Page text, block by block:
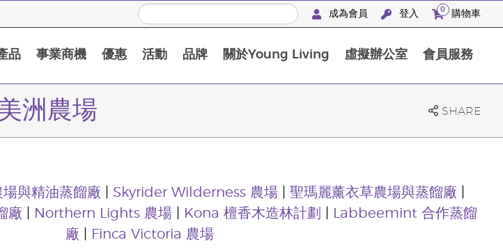
成為會員 登入 0 購物車
品 事業商機 優惠 活動 品牌 關於Young Living 虛擬辦公室 會員服務
洲農場 SHARE
與精油蒸餾廠 Skyrider Wilderness 農場| 聖瑪麗薰衣草農場與蒸餾廠
廠
Northern Lights 農場 Kona 檀香木造林計劃
Labbeemint 合作蒸餾
廠
Finca Victoria 農場